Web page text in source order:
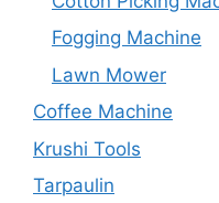
Fogging Machine
Lawn Mower
Coffee Machine
Krushi Tools
Tarpaulin